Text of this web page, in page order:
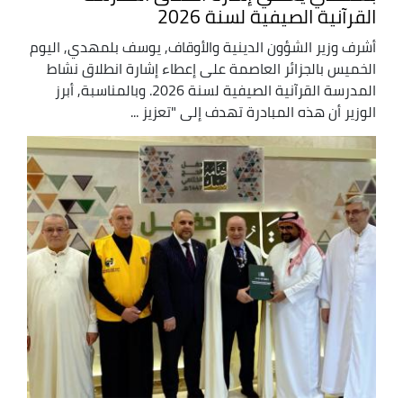
القرآنية الصيفية لسنة 2026
أشرف وزير الشؤون الدينية والأوقاف, يوسف بلمهدي, اليوم
الخميس بالجزائر العاصمة على إعطاء إشارة انطلاق نشاط
المدرسة القرآنية الصيفية لسنة 2026. وبالمناسبة, أبرز
الوزير أن هذه المبادرة تهدف إلى "تعزيز ...